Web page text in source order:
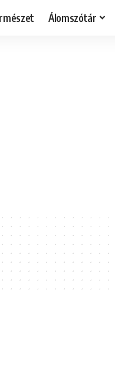
Álomszótár